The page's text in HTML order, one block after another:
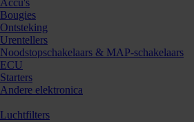
Accu's
Bougies
Ontsteking
Urentellers
Noodstopschakelaars & MAP-schakelaars
ECU
Starters
Andere elektronica
Luchtfilters